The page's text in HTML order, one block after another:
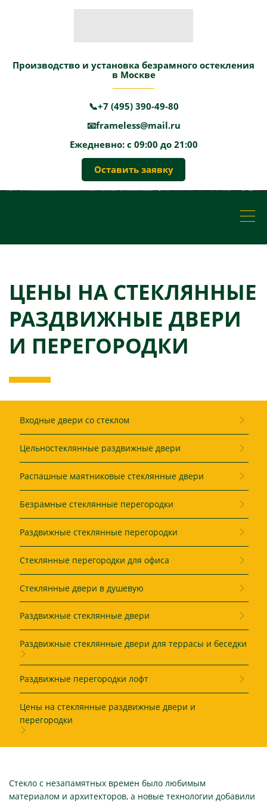
Производство и установка безрамного остекления
в Москве
📞+7 (495) 390-49-80
📧frameless@mail.ru
Ежедневно: с 09:00 до 21:00
Оставить заявку
ЦЕНЫ НА СТЕКЛЯННЫЕ
РАЗДВИЖНЫЕ ДВЕРИ
И ПЕРЕГОРОДКИ
Входные двери со стеклом
Цельностеклянные раздвижные двери
Распашные маятниковые стеклянные двери
Безрамные стеклянные перегородки
Раздвижные стеклянные перегородки
Стеклянные перегородки для офиса
Стеклянные двери в душевую
Раздвижные стеклянные двери
Раздвижные стеклянные двери для террасы и беседки
Раздвижные перегородки лофт
Цены на стеклянные раздвижные двери и
перегородки
Стекло с незапамятных времен было любимым
материалом и архитекторов, а новые технологии добавили